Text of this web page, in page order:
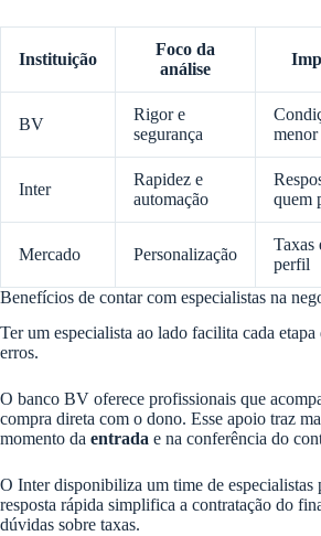
Instituição
Foco da
análise
BV
Rigor e
segurança
Inter
Rapidez e
automação
quem
Mercado Personalização
Taxas
perfil
Benefícios de contar com especialistas na
Ter um especialista ao lado facilita cada
erros.
O banco BV oferece profissionais que
compra direta com o dono. Esse apoio traz
momento da entrada e na conferência do
O Inter disponibiliza um time de
resposta rápida simplifica a contratação do
dúvidas sobre taxas.